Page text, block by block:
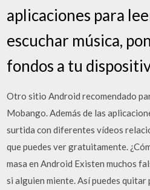
aplicaciones para
escuchar música,
fondos a tu
Otro sitio Android recomendado
Mobango. Además de las
surtida con diferentes vídeos
que puedes ver gratuitamente.
masa en Android Existen muchos
si alguien miente. Así puedes quitar